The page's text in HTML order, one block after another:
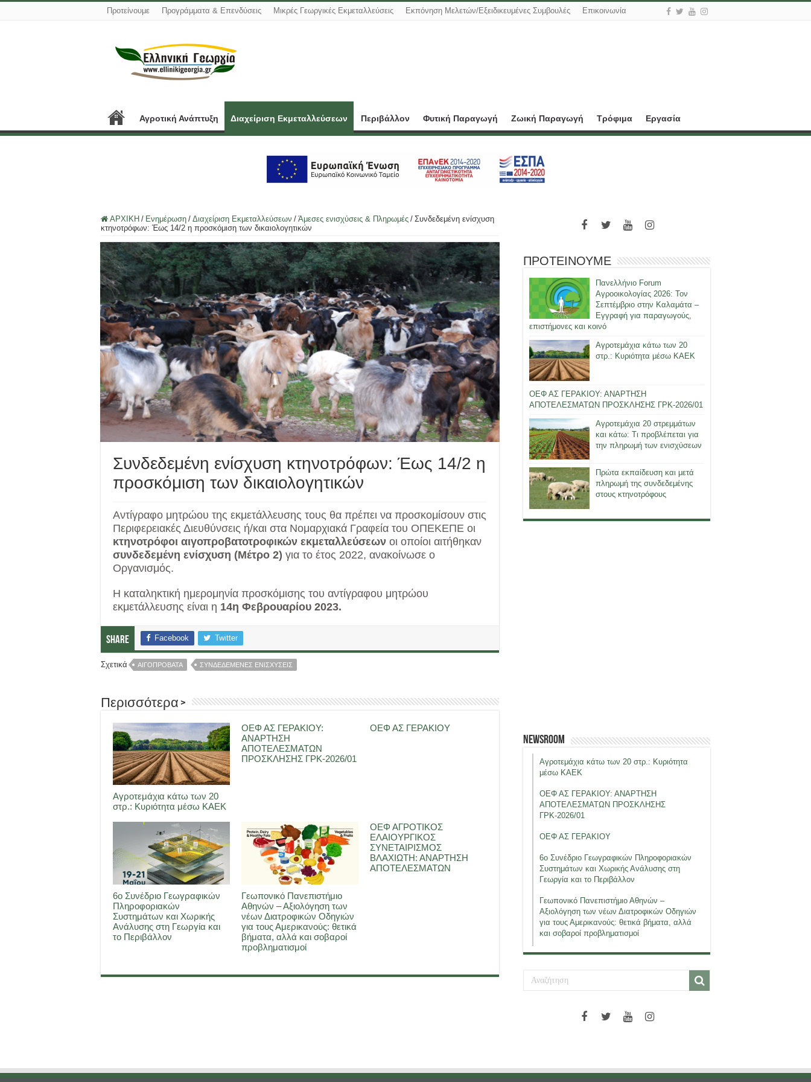
Προτείνουμε Προγράμματα & Επενδύσεις Μικρές Γεωργικές Εκμεταλλεύσεις Εκπόνηση Μελετών/Εξειδικευμένες Συμβουλές Επικοινωνία
Αγροτική Ανάπτυξη Διαχείριση Εκμεταλλεύσεων Περιβάλλον Φυτική Παραγωγή Ζωική Παραγωγή Τρόφιμα Εργασία
ΑΡΧΙΚΗ / Ενημέρωση / Διαχείριση Εκμεταλλεύσεων / Άμεσες ενισχύσεις & Πληρωμές / Συνδεδεμένη ενίσχυση
κτηνοτρόφων: Έως 14/2 η προσκόμιση των δικαιολογητικών
Συνδεδεμένη ενίσχυση κτηνοτρόφων: Έως 14/2 η
προσκόμιση των δικαιολογητικών
Αντίγραφο μητρώου της εκμετάλλευσης τους θα πρέπει να προσκομίσουν στις
Περιφερειακές Διευθύνσεις ή/και στα Νομαρχιακά Γραφεία του ΟΠΕΚΕΠΕ οι
κτηνοτρόφοι αιγοπροβατοτροφικών εκμεταλλεύσεων οι οποίοι αιτήθηκαν
συνδεδεμένη ενίσχυση (Μέτρο 2) για το έτος 2022, ανακοίνωσε ο
Οργανισμός.
Η καταληκτική ημερομηνία προσκόμισης του αντίγραφου μητρώου
εκμετάλλευσης είναι η 14η Φεβρουαρίου 2023.
Share Facebook Twitter
Σχετικά ΑΙΓΟΠΡΟΒΑΤΑ ΣΥΝΔΕΔΕΜΕΝΕΣ ΕΝΙΣΧΥΣΕΙΣ
Περισσότερα >
Αγροτεμάχια κάτω των 20
στρ.: Κυριότητα μέσω ΚΑΕΚ
ΟΕΦ ΑΣ ΓΕΡΑΚΙΟΥ:
ΑΝΑΡΤΗΣΗ
ΑΠΟΤΕΛΕΣΜΑΤΩΝ
ΠΡΟΣΚΛΗΣΗΣ ΓΡΚ-2026/01
ΟΕΦ ΑΣ ΓΕΡΑΚΙΟΥ
6ο Συνέδριο Γεωγραφικών
Πληροφοριακών
Συστημάτων και Χωρικής
Ανάλυσης στη Γεωργία και
το Περιβάλλον
Γεωπονικό Πανεπιστήμιο
Αθηνών – Αξιολόγηση των
νέων Διατροφικών Οδηγιών
για τους Αμερικανούς: θετικά
βήματα, αλλά και σοβαροί
προβληματισμοί
ΟΕΦ ΑΓΡΟΤΙΚΟΣ
ΕΛΑΙΟΥΡΓΙΚΟΣ
ΣΥΝΕΤΑΙΡΙΣΜΟΣ
ΒΛΑΧΙΩΤΗ: ΑΝΑΡΤΗΣΗ
ΑΠΟΤΕΛΕΣΜΑΤΩΝ
ΠΡΟΤΕΙΝΟΥΜΕ
Πανελλήνιο Forum
Αγροοικολογίας 2026: Τον
Σεπτέμβριο στην Καλαμάτα –
Εγγραφή για παραγωγούς,
επιστήμονες και κοινό
Αγροτεμάχια κάτω των 20
στρ.: Κυριότητα μέσω ΚΑΕΚ
ΟΕΦ ΑΣ ΓΕΡΑΚΙΟΥ: ΑΝΑΡΤΗΣΗ
ΑΠΟΤΕΛΕΣΜΑΤΩΝ ΠΡΟΣΚΛΗΣΗΣ ΓΡΚ-2026/01
Αγροτεμάχια 20 στρεμμάτων
και κάτω: Τι προβλέπεται για
την πληρωμή των ενισχύσεων
Πρώτα εκπαίδευση και μετά
πληρωμή της συνδεδεμένης
στους κτηνοτρόφους
Newsroom
Αγροτεμάχια κάτω των 20 στρ.: Κυριότητα
μέσω ΚΑΕΚ
ΟΕΦ ΑΣ ΓΕΡΑΚΙΟΥ: ΑΝΑΡΤΗΣΗ
ΑΠΟΤΕΛΕΣΜΑΤΩΝ ΠΡΟΣΚΛΗΣΗΣ
ΓΡΚ-2026/01
ΟΕΦ ΑΣ ΓΕΡΑΚΙΟΥ
6ο Συνέδριο Γεωγραφικών Πληροφοριακών
Συστημάτων και Χωρικής Ανάλυσης στη
Γεωργία και το Περιβάλλον
Γεωπονικό Πανεπιστήμιο Αθηνών –
Αξιολόγηση των νέων Διατροφικών Οδηγιών
για τους Αμερικανούς: θετικά βήματα, αλλά
και σοβαροί προβληματισμοί